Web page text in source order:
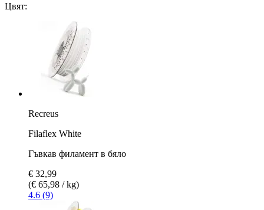
Цвят:
Recreus
Filaflex White
Гъвкав филамент в бяло
€ 32,99
(€ 65,98 / kg)
4.6 (9)